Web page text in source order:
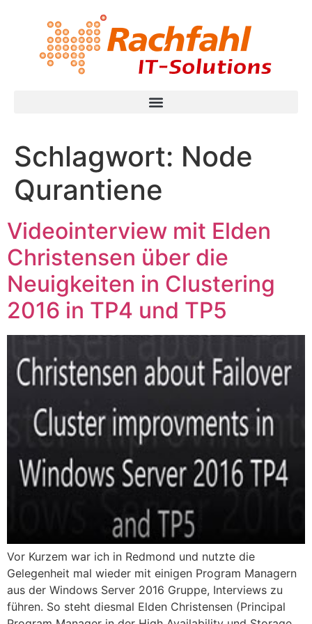
Schlagwort: Node
Qurantiene
Videointerview mit Elden
Christensen über die
Neuigkeiten in Clustering
2016 in TP4 und TP5
Vor Kurzem war ich in Redmond und nutzte die
Gelegenheit mal wieder mit einigen Program Managern
aus der Windows Server 2016 Gruppe, Interviews zu
führen. So steht diesmal Elden Christensen (Principal